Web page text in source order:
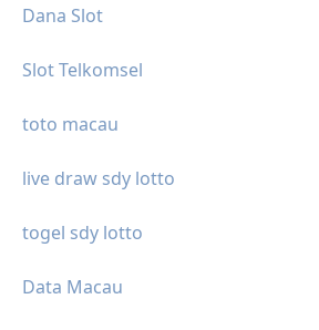
Dana Slot
Slot Telkomsel
toto macau
live draw sdy lotto
togel sdy lotto
Data Macau